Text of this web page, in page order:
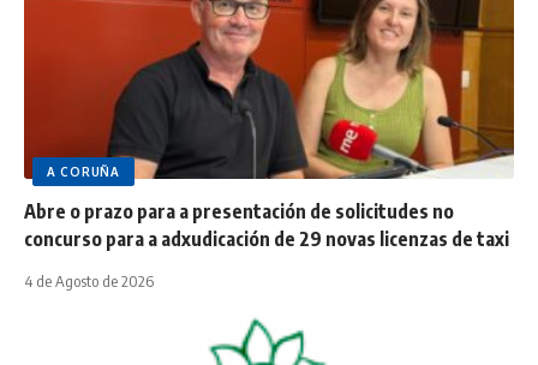
A CORUÑA
Abre o prazo para a presentación de solicitudes no
concurso para a adxudicación de 29 novas licenzas de taxi
4 de Agosto de 2026